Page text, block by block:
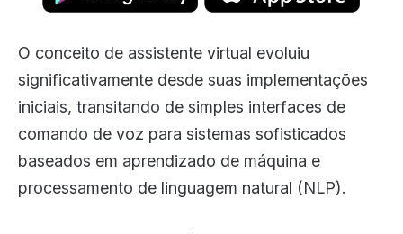
O conceito de assistente virtual evoluiu
significativamente desde suas implementações
iniciais, transitando de simples interfaces de
comando de voz para sistemas sofisticados
baseados em aprendizado de máquina e
processamento de linguagem natural (NLP).